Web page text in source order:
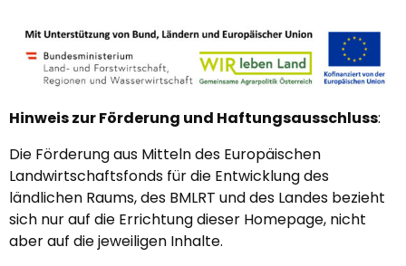
Hinweis zur Förderung und Haftungsausschluss:
Die Förderung aus Mitteln des Europäischen
Landwirtschaftsfonds für die Entwicklung des
ländlichen Raums, des BMLRT und des Landes bezieht
sich nur auf die Errichtung dieser Homepage, nicht
aber auf die jeweiligen Inhalte.